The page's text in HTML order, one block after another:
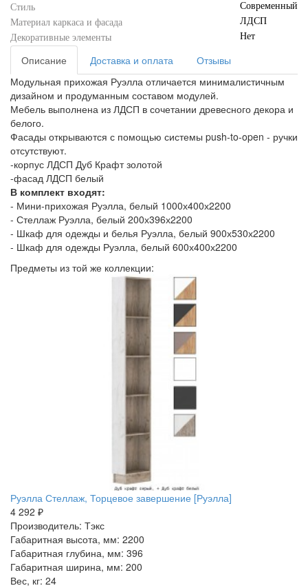
Стиль
Современный
Материал каркаса и фасада
ЛДСП
Декоративные элементы
Нет
Описание Доставка и оплата
Отзывы
Модульная прихожая Руэлла отличается минималистичным
дизайном и продуманным составом модулей.
Мебель выполнена из ЛДСП в сочетании древесного декора и
белого.
Фасады открываются с помощью системы push-to-open - ручки
отсутствуют.
-корпус ЛДСП Дуб Крафт золотой
-фасад ЛДСП белый
В комплект входят:
- Мини-прихожая Руэлла, белый 1000х400х2200
- Стеллаж Руэлла, белый 200х396х2200
- Шкаф для одежды и белья Руэлла, белый 900х530х2200
- Шкаф для одежды Руэлла, белый 600х400х2200
Предметы из той же коллекции:
Руэлла Стеллаж, Торцевое завершение [Руэлла]
4 292 ₽
Производитель: Тэкс
Габаритная высота, мм: 2200
Габаритная глубина, мм: 396
Габаритная ширина, мм: 200
Вес, кг: 24